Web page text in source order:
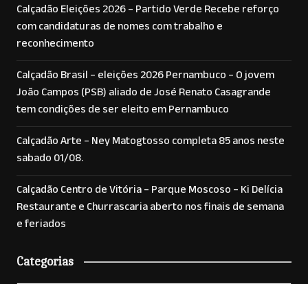
Calçadão Eleições 2026 – Partido Verde Recebe reforço
com candidaturas de nomes com trabalho e
reconhecimento
Calçadão Brasil – eleições 2026 Pernambuco – O jovem
João Campos (PSB) aliado de José Renato Casagrande
tem condições de ser eleito em Pernambuco
Calçadão Arte – Ney Matogtosso completa 85 anos neste
sabado 01/08.
Calçadão Centro de Vitória – Parque Moscoso – Ki Delícia
Restaurante e Churrascaria aberto nos finais de semana
e feriados
Categorias